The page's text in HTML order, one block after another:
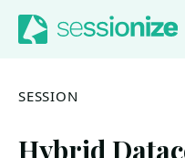
Jump to navigation
Jump to content
SESSION
Hybrid